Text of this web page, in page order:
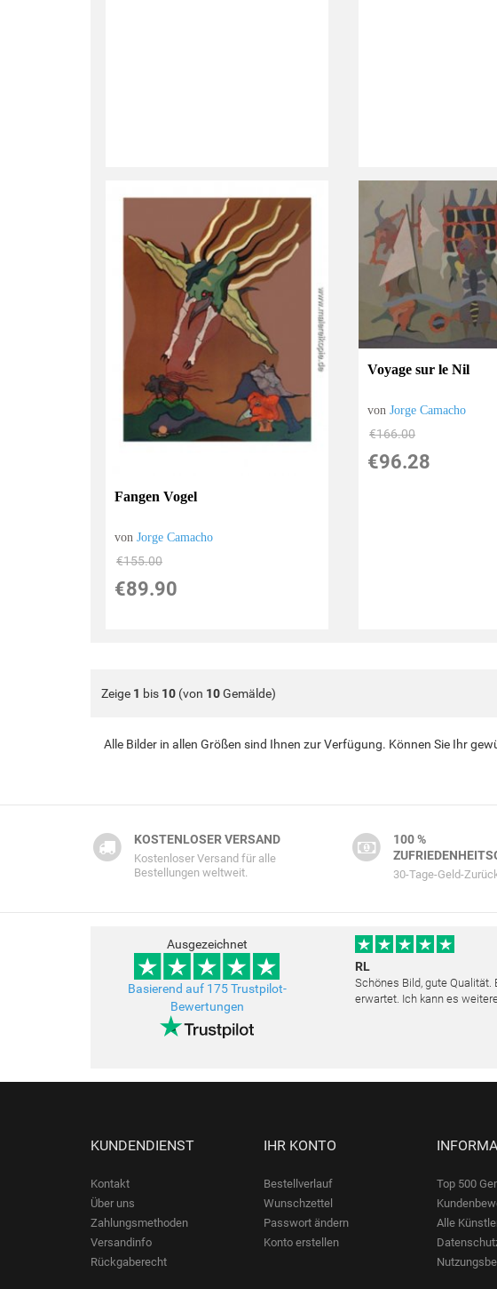
Fangen Vogel
vonJorge Camacho
€155.00
€89.90
Voyage sur le Nil
vonJorge Camacho
€166.00
€96.28
Zeige 1 bis 10 (von 10Gemälde)
Alle Bilder in allen Größen sind Ihnen zur Verfügung. Können Sie Ihr
KOSTENLOSER VERSAND
Kostenloser Versand für alle
Bestellungen weltweit.
100 %
30-Tage-Geld-
Ausgezeichnet
Basierend auf 175 Trustpilot-
Bewertungen
RL
Schönes Bild, gute Qualität.
erwartet. Ich kann es
KUNDENDIENST
Kontakt
Über uns
Zahlungsmethoden
Versandinfo
Rückgaberecht
IHR KONTO
Bestellverlauf
Wunschzettel
Passwort ändern
Konto erstellen
Top 500
Alle